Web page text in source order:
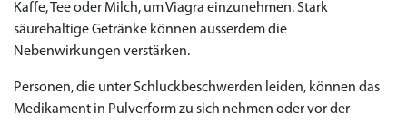
Kaffe, Tee oder Milch, um Viagra einzunehmen. Stark
säurehaltige Getränke können ausserdem die
Nebenwirkungen verstärken.
Personen, die unter Schluckbeschwerden leiden, können das
Medikament in Pulverform zu sich nehmen oder vor der